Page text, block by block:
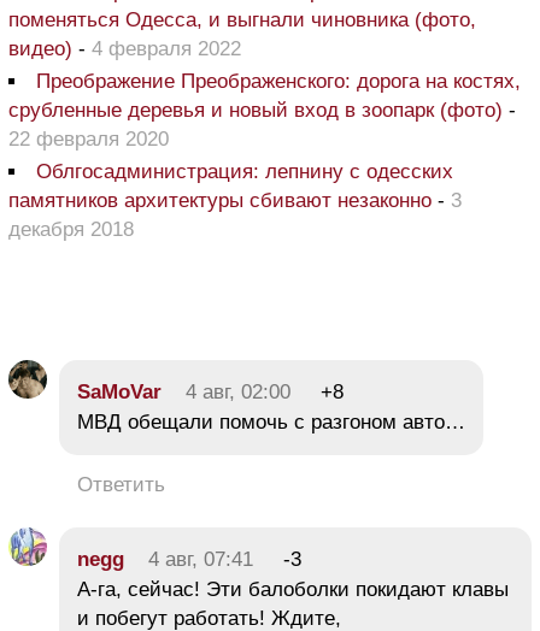
поменяться Одесса, и выгнали чиновника (фото,
видео) - 4 февраля 2022
Преображение Преображенского: дорога на костях,
срубленные деревья и новый вход в зоопарк (фото) -
22 февраля 2020
Облгосадминистрация: лепнину с одесских
памятников архитектуры сбивают незаконно - 3
декабря 2018
SaMoVar 4 авг, 02:00
+8
МВД обещали помочь с разгоном авто…
Ответить
negg 4 авг, 07:41
-3
А-га, сейчас! Эти балоболки покидают клавы
и побегут работать! Ждите,